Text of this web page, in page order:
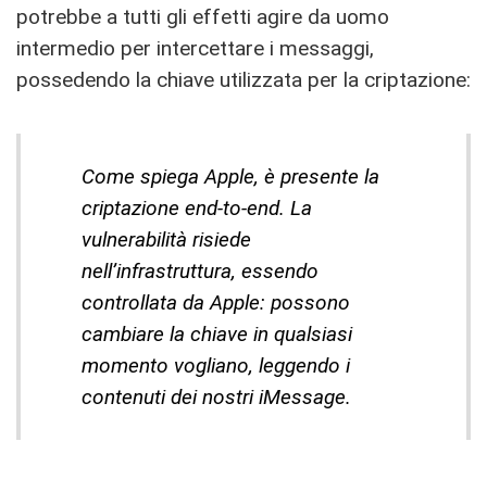
potrebbe a tutti gli effetti agire da uomo
intermedio per intercettare i messaggi,
possedendo la chiave utilizzata per la criptazione:
Come spiega Apple, è presente la
criptazione end-to-end. La
vulnerabilità risiede
nell’infrastruttura, essendo
controllata da Apple: possono
cambiare la chiave in qualsiasi
momento vogliano, leggendo i
contenuti dei nostri iMessage.